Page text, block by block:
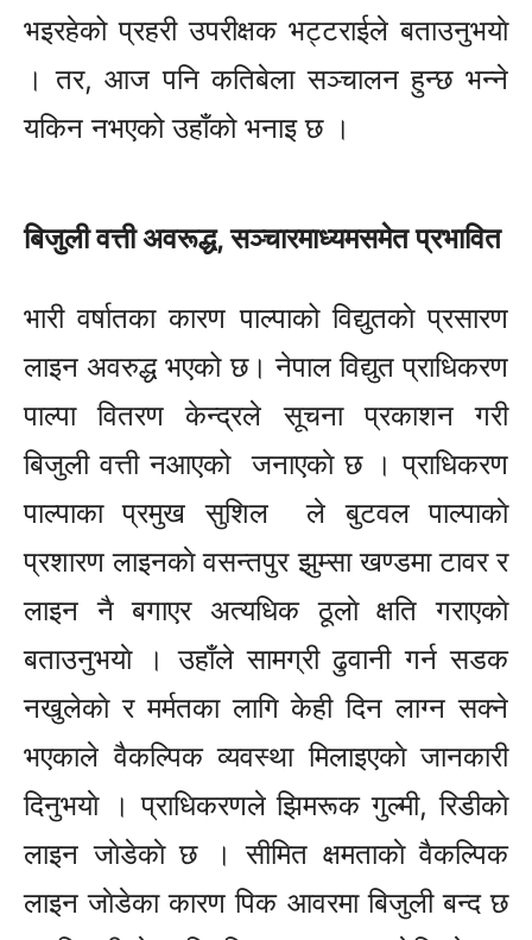
भइरहेको प्रहरी उपरीक्षक भट्टराईले बताउनुभयाे
। तर, आज पनि कतिबेला सञ्चालन हुन्छ भन्ने
यकिन नभएको उहाँको भनाइ छ ।
बिजुली वत्ती अवरूद्ध, सञ्चारमाध्यमसमेत प्रभावित
भारी वर्षातका कारण पाल्पाको विद्युतकाे प्रसारण
लाइन अवरुद्ध भएको छ। नेपाल विद्युत प्राधिकरण
पाल्पा वितरण केन्द्रले सूचना प्रकाशन गरी
बिजुली वत्ती नआएको जनाएकाे छ । प्राधिकरण
पाल्पाका प्रमुख सुशिल ले बुटवल पाल्पाकाे
प्रशारण लाइनकाे वसन्तपुर झुम्सा खण्डमा टावर र
लाइन नै बगाएर अत्यधिक ठूलाे क्षति गराएकाे
बताउनुभयाे । उहाँले सामग्री ढुवानी गर्न सडक
नखुलेकाे र मर्मतका लागि केही दिन लाग्न सक्ने
भएकाले वैकल्पिक व्यवस्था मिलाइएकाे जानकारी
दिनुभयाे । प्राधिकरणले झिमरूक गुल्मी, रिडीकाे
लाइन जाेडेकाे छ । सीमित क्षमताकाे वैकल्पिक
लाइन जाेडेका कारण पिक आवरमा बिजुली बन्द छ